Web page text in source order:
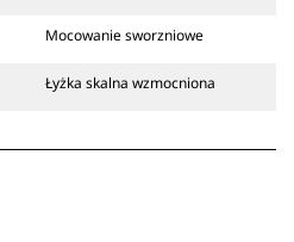
Mocowanie sworzniowe
Łyżka skalna wzmocniona